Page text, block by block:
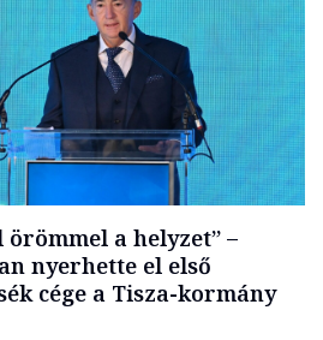
örömmel a helyzet” –
nyerhette el első
cége a Tisza-kormány